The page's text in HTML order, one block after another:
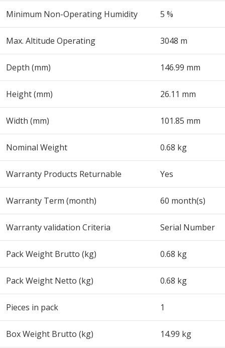
Minimum Non-Operating Humidity 5 %
Max. Altitude Operating 3048 m
Depth (mm) 146.99 mm
Height (mm) 26.11 mm
Width (mm) 101.85 mm
Nominal Weight 0.68 kg
Warranty Products Returnable Yes
Warranty Term (month) 60 month(s)
Warranty validation Criteria Serial Number
Pack Weight Brutto (kg) 0.68 kg
Pack Weight Netto (kg) 0.68 kg
Pieces in pack 1
Box Weight Brutto (kg) 14.99 kg